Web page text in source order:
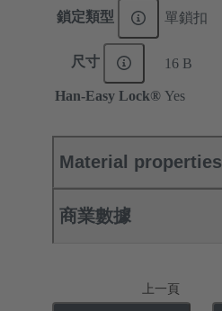
鎖定類型 單鎖扣
尺寸 16 B
Han-Easy Lock® Yes
Material properties
商業數據
上一頁